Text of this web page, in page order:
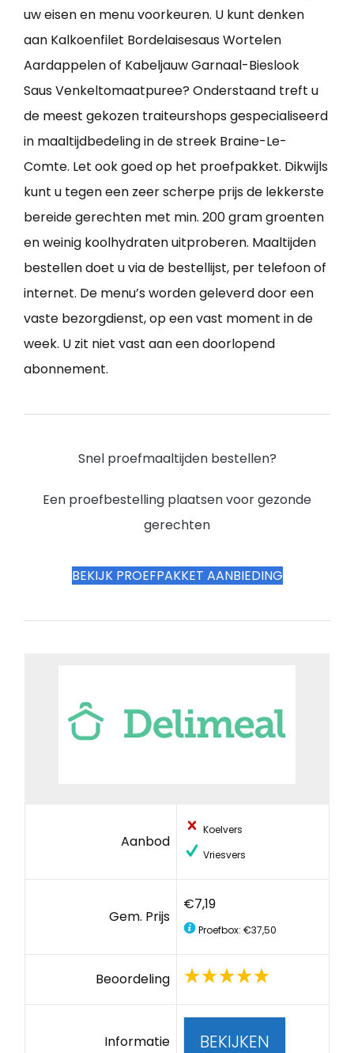
uw eisen en menu voorkeuren. U kunt denken
aan Kalkoenfilet Bordelaisesaus Wortelen
Aardappelen of Kabeljauw Garnaal-Bieslook
Saus Venkeltomaatpuree? Onderstaand treft u
de meest gekozen traiteurshops gespecialiseerd
in maaltijdbedeling in de streek Braine-Le-
Comte. Let ook goed op het proefpakket. Dikwijls
kunt u tegen een zeer scherpe prijs de lekkerste
bereide gerechten met min. 200 gram groenten
en weinig koolhydraten uitproberen. Maaltijden
bestellen doet u via de bestellijst, per telefoon of
internet. De menu’s worden geleverd door een
vaste bezorgdienst, op een vast moment in de
week. U zit niet vast aan een doorlopend
abonnement.
Snel proefmaaltijden bestellen?
Een proefbestelling plaatsen voor gezonde
gerechten
BEKIJK PROEFPAKKET AANBIEDING
Aanbod
Koelvers
Vriesvers
Gem. Prijs
€7,19
Proefbox: €37,50
Beoordeling
Informatie BEKIJKEN